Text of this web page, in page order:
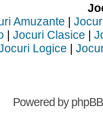
Amuzante |
| Jocuri Clasice |
Logice |
Powered byphpBB